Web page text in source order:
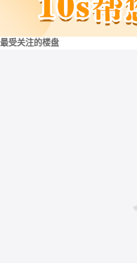
最受关注的楼盘